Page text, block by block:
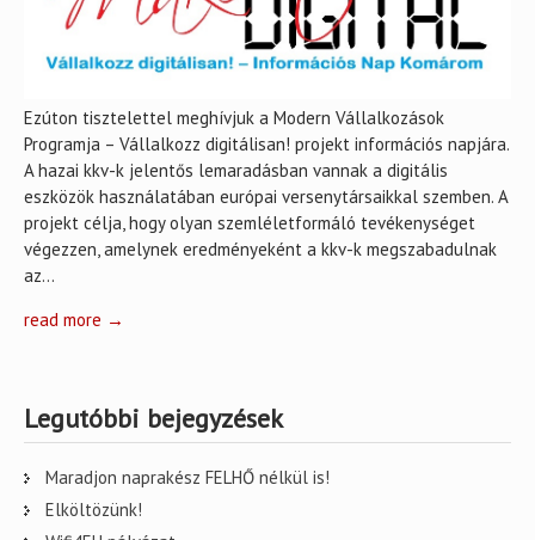
Ezúton tisztelettel meghívjuk a Modern Vállalkozások
Programja – Vállalkozz digitálisan! projekt információs napjára.
A hazai kkv-k jelentős lemaradásban vannak a digitális
eszközök használatában európai versenytársaikkal szemben. A
projekt célja, hogy olyan szemléletformáló tevékenységet
végezzen, amelynek eredményeként a kkv-k megszabadulnak
az…
read more →
Legutóbbi bejegyzések
Maradjon naprakész FELHŐ nélkül is!
Elköltözünk!